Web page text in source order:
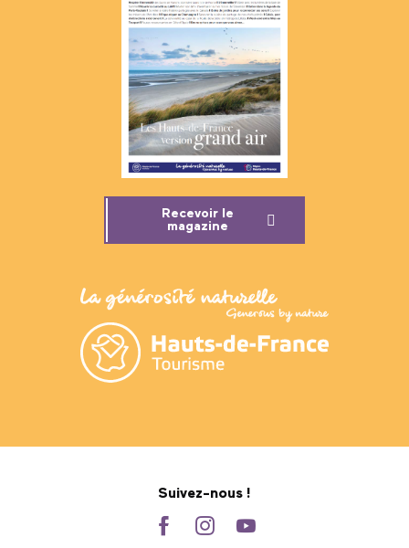
Recevoir le
magazine
Suivez-nous !